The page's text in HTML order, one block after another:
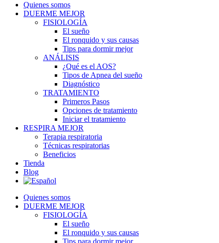
Quienes somos
DUERME MEJOR
FISIOLOGÍA
El sueño
El ronquido y sus causas
Tips para dormir mejor
ANÁLISIS
¿Qué es el AOS?
Tipos de Apnea del sueño
Diagnóstico
TRATAMIENTO
Primeros Pasos
Opciones de tratamiento
Iniciar el tratamiento
RESPIRA MEJOR
Terapia respiratoria
Técnicas respiratorias
Beneficios
Tienda
Blog
Quienes somos
DUERME MEJOR
FISIOLOGÍA
El sueño
El ronquido y sus causas
Tips para dormir mejor